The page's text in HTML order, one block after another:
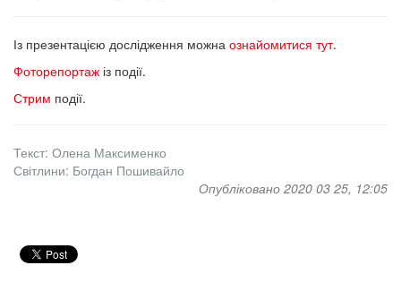
Із презентацією дослідження можна ознайомитися тут.
Фоторепортаж із події.
Стрим події.
Текст: Олена Максименко
Світлини: Богдан Пошивайло
Опубліковано 2020 03 25, 12:05